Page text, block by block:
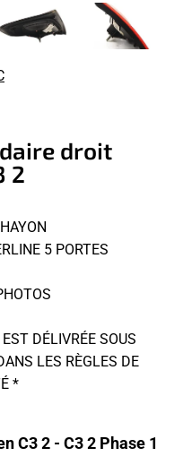
droit
2
5 PORTES
DÉLIVRÉE SOUS
LES RÈGLES DE
*
C3 2 - C3 2 Phase 1